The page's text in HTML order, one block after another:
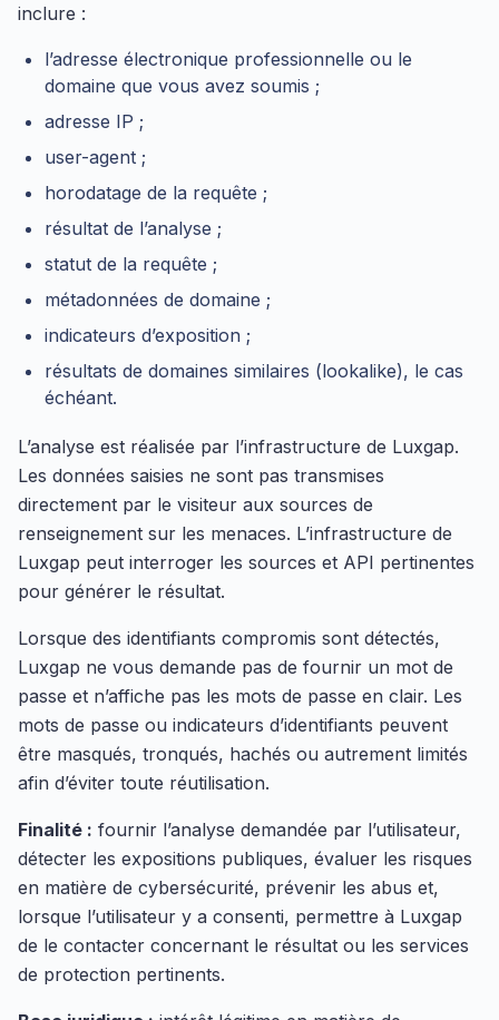
inclure :
l’adresse électronique professionnelle ou le
domaine que vous avez soumis ;
adresse IP ;
user-agent ;
horodatage de la requête ;
résultat de l’analyse ;
statut de la requête ;
métadonnées de domaine ;
indicateurs d’exposition ;
résultats de domaines similaires (lookalike), le cas
échéant.
L’analyse est réalisée par l’infrastructure de Luxgap.
Les données saisies ne sont pas transmises
directement par le visiteur aux sources de
renseignement sur les menaces. L’infrastructure de
Luxgap peut interroger les sources et API pertinentes
pour générer le résultat.
Lorsque des identifiants compromis sont détectés,
Luxgap ne vous demande pas de fournir un mot de
passe et n’affiche pas les mots de passe en clair. Les
mots de passe ou indicateurs d’identifiants peuvent
être masqués, tronqués, hachés ou autrement limités
afin d’éviter toute réutilisation.
Finalité : fournir l’analyse demandée par l’utilisateur,
détecter les expositions publiques, évaluer les risques
en matière de cybersécurité, prévenir les abus et,
lorsque l’utilisateur y a consenti, permettre à Luxgap
de le contacter concernant le résultat ou les services
de protection pertinents.